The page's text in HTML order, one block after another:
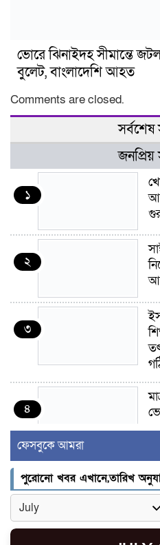
ভোরে ঝিনাইদহ সীমান্তে
বুলেট, বাংলাদেশি আহত
Comments are closed.
সর্বশেষ
জনপ্রিয়
১
২
৩
৪
৫
ফেসবুকে আমরা
পুরোনো খবর এখানে,তারিখ